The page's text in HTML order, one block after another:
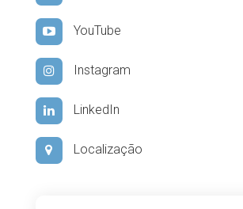
YouTube
Instagram
LinkedIn
Localização